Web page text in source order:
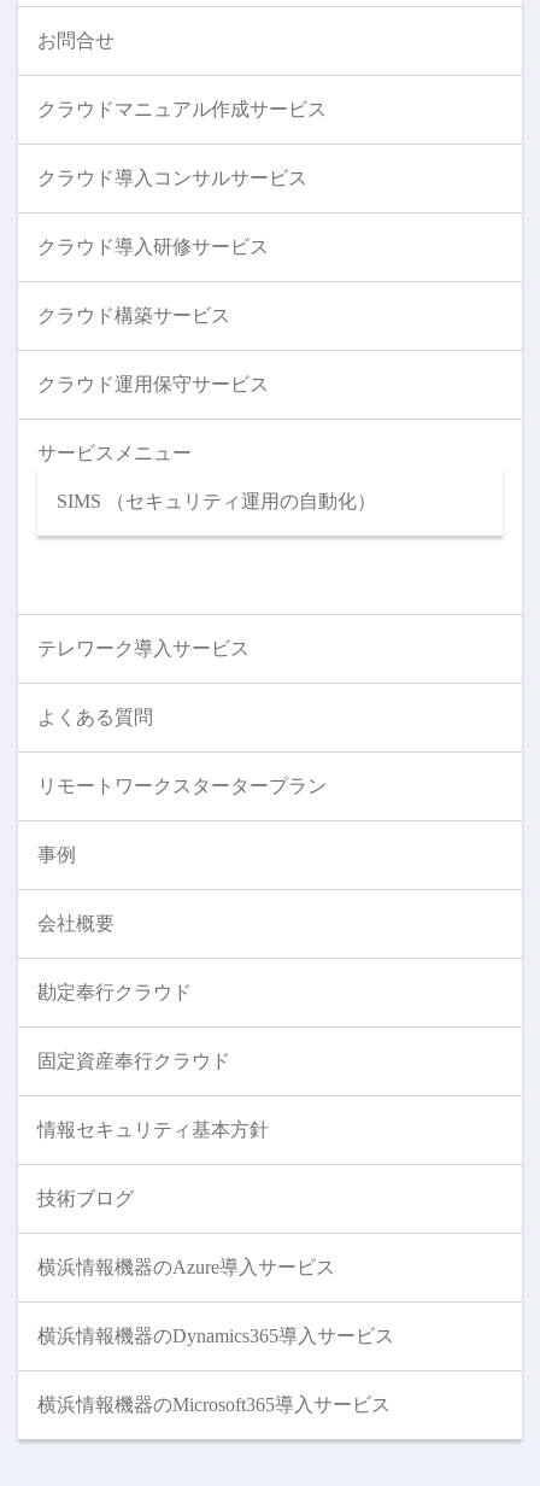
お問合せ
クラウドマニュアル作成サービス
クラウド導入コンサルサービス
クラウド導入研修サービス
クラウド構築サービス
クラウド運用保守サービス
サービスメニュー
SIMS （セキュリティ運用の自動化）
テレワーク導入サービス
よくある質問
リモートワークスタータープラン
事例
会社概要
勘定奉行クラウド
固定資産奉行クラウド
情報セキュリティ基本方針
技術ブログ
横浜情報機器のAzure導入サービス
横浜情報機器のDynamics365導入サービス
横浜情報機器のMicrosoft365導入サービス